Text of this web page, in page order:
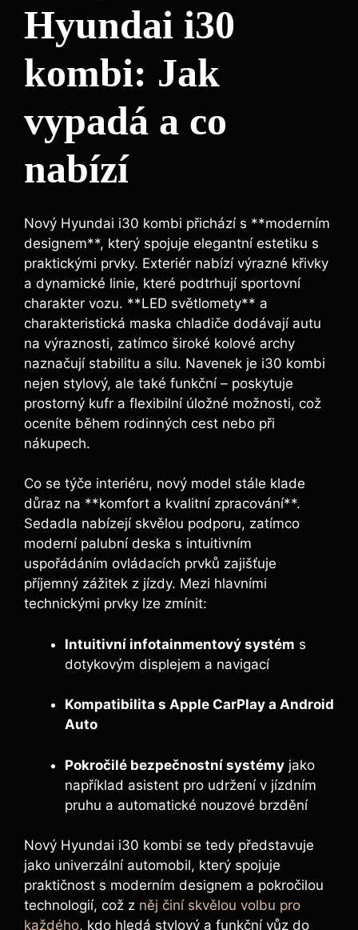
Hyundai i30
kombi: Jak
vypadá a co
nabízí
Nový Hyundai i30 kombi přichází s **moderním
designem**, který spojuje elegantní estetiku s
praktickými prvky. Exteriér nabízí výrazné křivky
a dynamické linie, které podtrhují sportovní
charakter vozu. **LED světlomety** a
charakteristická maska chladiče dodávají autu
na výraznosti, zatímco široké kolové archy
naznačují stabilitu a sílu. Navenek je i30 kombi
nejen stylový, ale také funkční – poskytuje
prostorný kufr a flexibilní úložné možnosti, což
oceníte během rodinných cest nebo při
nákupech.
Co se týče interiéru, nový model stále klade
důraz na **komfort a kvalitní zpracování**.
Sedadla nabízejí skvělou podporu, zatímco
moderní palubní deska s intuitivním
uspořádáním ovládacích prvků zajišťuje
příjemný zážitek z jízdy. Mezi hlavními
technickými prvky lze zmínit:
Intuitivní infotainmentový systém s
dotykovým displejem a navigací
Kompatibilita s Apple CarPlay a Android
Auto
Pokročilé bezpečnostní systémy jako
například asistent pro udržení v jízdním
pruhu a automatické nouzové brzdění
Nový Hyundai i30 kombi se tedy představuje
jako univerzální automobil, který spojuje
praktičnost s moderním designem a pokročilou
technologií, což z něj činí skvělou volbu pro
každého, kdo hledá stylový a funkční vůz do